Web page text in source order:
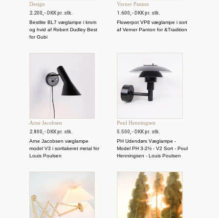
Design
2.200,- DKK pr. stk.
Bestlite BL7 væglampe i krom
og hvid af Robert Dudley Best
for Gubi
Verner Panton
1.600,- DKK pr. stk.
Flowerpot VP8 væglampe i sort
af Verner Panton for &Tradition
Arne Jacobsen
2.800,- DKK pr. stk.
Arne Jacobsen væglampe
model V3 i sortlakeret metal for
Louis Poulsen
Poul Henningsen
5.500,- DKK pr. stk.
PH Udendørs Væglampe -
Model PH 3-2½ - V2 Sort - Poul
Henningsen - Louis Poulsen